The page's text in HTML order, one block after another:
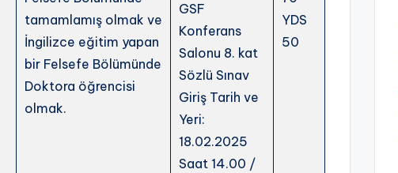
tamamlamış olmak ve
İngilizce eğitim yapan
bir Felsefe Bölümünde
Doktora öğrencisi
olmak.
GSF
Konferans
Salonu 8. kat
Sözlü Sınav
Giriş Tarih ve
Yeri:
18.02.2025
Saat 14.00 /
YDS
50